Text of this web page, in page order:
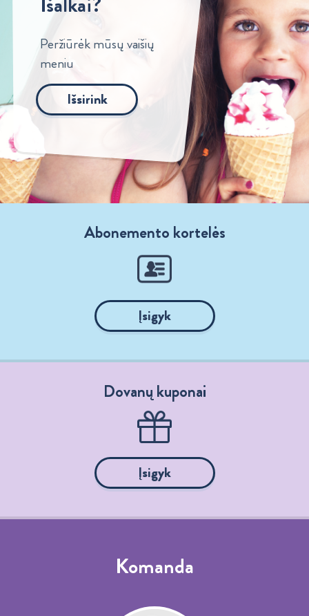
Peržiūrėk mūsų vaišių
meniu
Išsirink
Abonemento kortelės
Įsigyk
Dovanų kuponai
Įsigyk
Komanda